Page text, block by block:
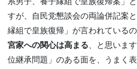
すが、自民党懇談会の両論併記案
縁組で皇族復帰」が言われているの
宮家への関心は高まる 、と思いま
位継承問題」のある面を、うまく